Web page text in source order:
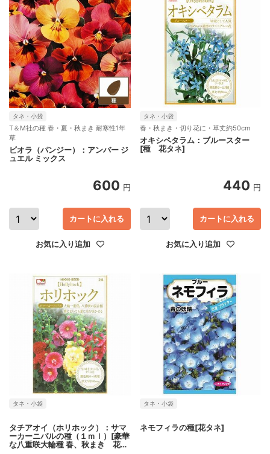
タネ・小袋
T＆M社の種 春・夏・秋まき 耐寒性1年
草
ビオラ（パンジー）：アンバー ジ
ュエル ミックス
600 円
お気に入り追加
カートに入れる
タネ・小袋
春・秋まき・切り花に・草丈約50cm
オキシペタラム：ブルースター
[種 花タネ]
440 円
お気に入り追加
カートに入れる
タネ・小袋
タチアオイ（ホリホック）：サマ
ーカーニバルの種（１ｍｌ）[豪華
な八重咲大輪種 春、秋まき 花タ
タネ・小袋
ネモフィラの種[花タネ]